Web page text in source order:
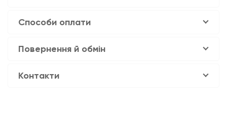
Способи оплати
Повернення й обмін
Контакти